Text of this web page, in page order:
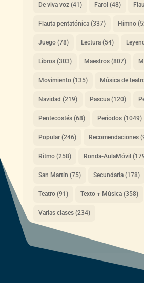
De viva voz(41) Farol(48)
Flauta pentatónica(337) Himno
Juego(78) Lectura(54)
Libros(303) Maestros(807)
Movimiento(135) Música de
Navidad (219) Pascua(120)
Pentecostés(68) Periodos(1049)
Popular(246) Recomendaciones
Ritmo(258) Ronda-AulaMóvil
San Martín (75) Secundaria(178)
Teatro(91) Texto + Música(358)
Varias clases(234)